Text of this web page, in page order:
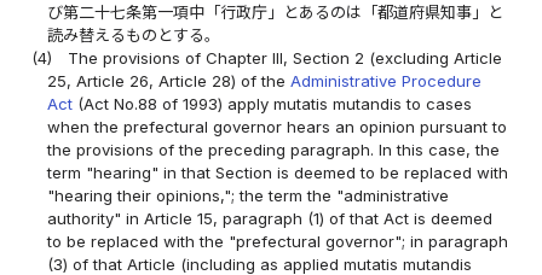
び第二十七条第一項中「行政庁」とあるのは「都道府県知事」と
読み替えるものとする。
(4)
The provisions of Chapter III, Section 2 (excluding Article
25, Article 26, Article 28) of theAdministrative Procedure
Act (Act No.88 of 1993) apply mutatis mutandis to cases
when the prefectural governor hears an opinion pursuant to
the provisions of the preceding paragraph. In this case, the
term "hearing" in that Section is deemed to be replaced with
"hearing their opinions,"; the term the "administrative
authority" in Article 15, paragraph (1) of that Act is deemed
to be replaced with the "prefectural governor"; in paragraph
(3) of that Article (including as applied mutatis mutandis